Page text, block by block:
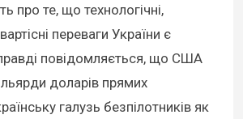
про те, що технологічні,
переваги України є
повідомляється, що США
доларів прямих
галузь безпілотників як